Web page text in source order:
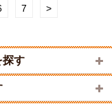
7 >
探す